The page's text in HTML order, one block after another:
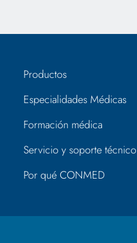
Productos
Especialidades Médicas
Formación médica
Servicio y soporte técnico
Por qué CONMED